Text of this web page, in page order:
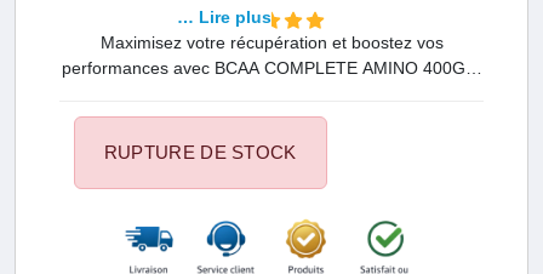
Maximisez votre récupération et boostez vos
performances avec BCAA COMPLETE AMINO 400GR.
naturels pour soutenir la croissance musculaire,
améliorer l’endurance et renforcer l’énergie à chaque
… Lire plus
RUPTURE DE STOCK